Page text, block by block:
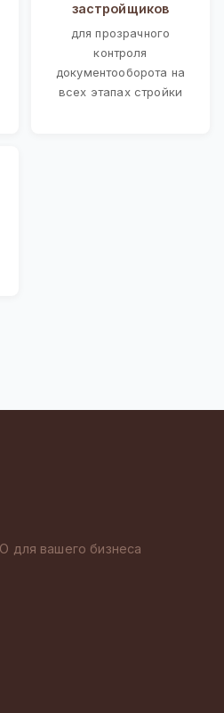
застройщиков
для прозрачного
контроля
документооборота на
всех этапах стройки
вашего бизнеса